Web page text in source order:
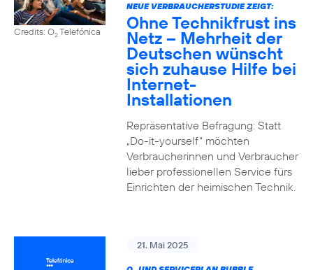
Credits: O2Telefónica
NEUE VERBRAUCHERSTUDIE ZEIGT:
Ohne Technikfrust ins
Netz – Mehrheit der
Deutschen wünscht
sich zuhause Hilfe bei
Internet-
Installationen
Repräsentative Befragung: Statt
„Do-it-yourself“ möchten
Verbraucherinnen und Verbraucher
lieber professionellen Service fürs
Einrichten der heimischen Technik.
21. Mai 2025